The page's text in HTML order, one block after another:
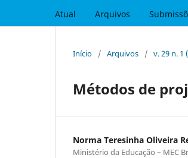
Atual Arquivos
Início / Arquivos / v. 29 n. 1
Métodos de
Norma Teresinha Oliveira
Ministério da Educação – MEC